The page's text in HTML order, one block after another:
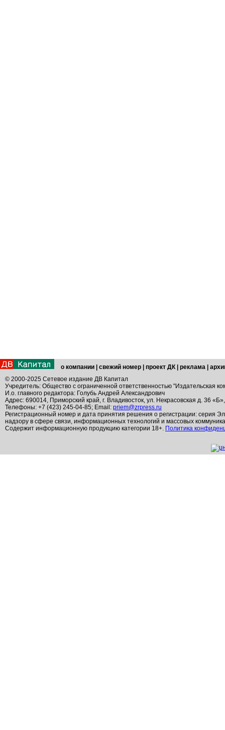
о компании свежий номер проект ДК реклама
© 2000-2025 Сетевое издание ДВ Капитал
Учредитель: Общество с ограниченной ответственностью "Издательская
И.о. главного редактора: Голубь Андрей Александрович
Адрес: 690014, Приморский край, г. Владивосток, ул. Некрасовская д. 36
Телефоны: +7 (423) 245-04-85; Email: priem@zrpress.ru
Регистрационный номер и дата принятия решения о регистрации: серия
надзору в сфере связи, информационных технологий и массовых
Содержит информационную продукцию категории 18+. Политика